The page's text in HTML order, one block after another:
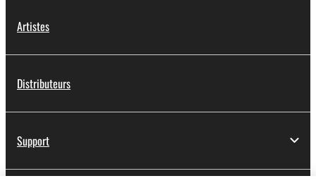
Artistes
Distributeurs
Support